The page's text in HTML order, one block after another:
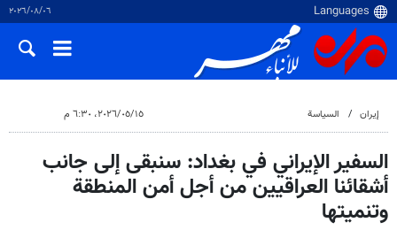
٠٦‏/٠٨‏/٢٠٢٦
إيران السياسة ١٥‏/٠٥‏/٢٠٢٦، ٦:٣٠ م
السفير الإيراني في بغداد: سنبقى إلى جانب
أشقائنا العراقيين من أجل أمن المنطقة
وتنميتها